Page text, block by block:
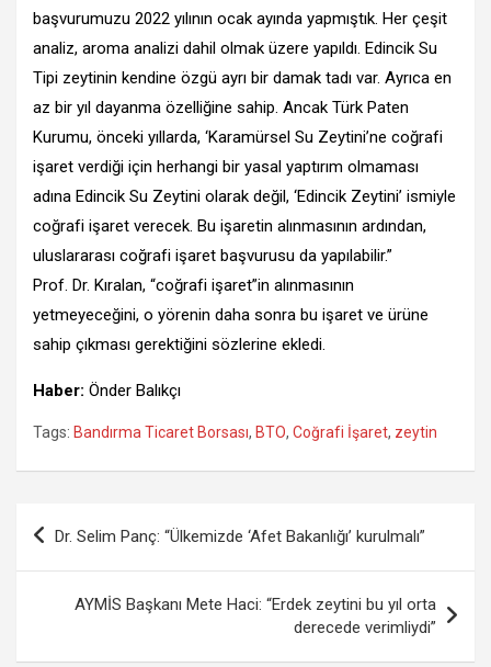
başvurumuzu 2022 yılının ocak ayında yapmıştık. Her çeşit
analiz, aroma analizi dahil olmak üzere yapıldı. Edincik Su
Tipi zeytinin kendine özgü ayrı bir damak tadı var. Ayrıca en
az bir yıl dayanma özelliğine sahip. Ancak Türk Paten
Kurumu, önceki yıllarda, ‘Karamürsel Su Zeytini’ne coğrafi
işaret verdiği için herhangi bir yasal yaptırım olmaması
adına Edincik Su Zeytini olarak değil, ‘Edincik Zeytini’ ismiyle
coğrafi işaret verecek. Bu işaretin alınmasının ardından,
uluslararası coğrafi işaret başvurusu da yapılabilir.”
Prof. Dr. Kıralan, “coğrafi işaret”in alınmasının
yetmeyeceğini, o yörenin daha sonra bu işaret ve ürüne
sahip çıkması gerektiğini sözlerine ekledi.
Haber: Önder Balıkçı
Tags: Bandırma Ticaret Borsası, BTO, Coğrafi İşaret, zeytin
Yazı
Dr. Selim Panç: “Ülkemizde ‘Afet Bakanlığı’ kurulmalı”
AYMİS Başkanı Mete Haci: “Erdek zeytini bu yıl orta
derecede verimliydi”